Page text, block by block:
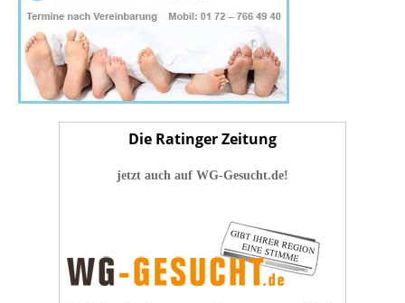
Die Ratinger Zeitung
jetzt auch auf WG-Gesucht.de!